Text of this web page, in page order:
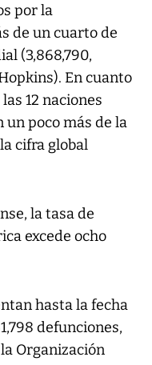
por la
de un cuarto de
(3,868,790,
En cuanto
12 naciones
poco más de la
cifra global
la tasa de
excede ocho
hasta la fecha
defunciones,
Organización